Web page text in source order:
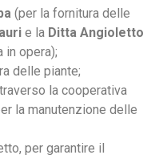
(per la fornitura delle
e la Ditta Angioletto
in opera);
delle piante;
la cooperativa
la manutenzione delle
per garantire il